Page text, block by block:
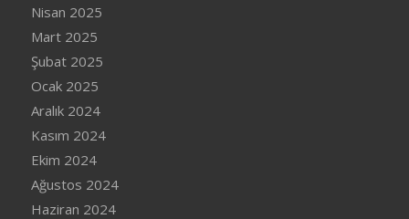
Nisan 2025
Mart 2025
Şubat 2025
Ocak 2025
Aralık 2024
Kasım 2024
Ekim 2024
Ağustos 2024
Haziran 2024